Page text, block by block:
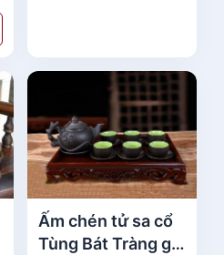
Ấm chén tử sa cổ
Tùng Bát Tràng giá